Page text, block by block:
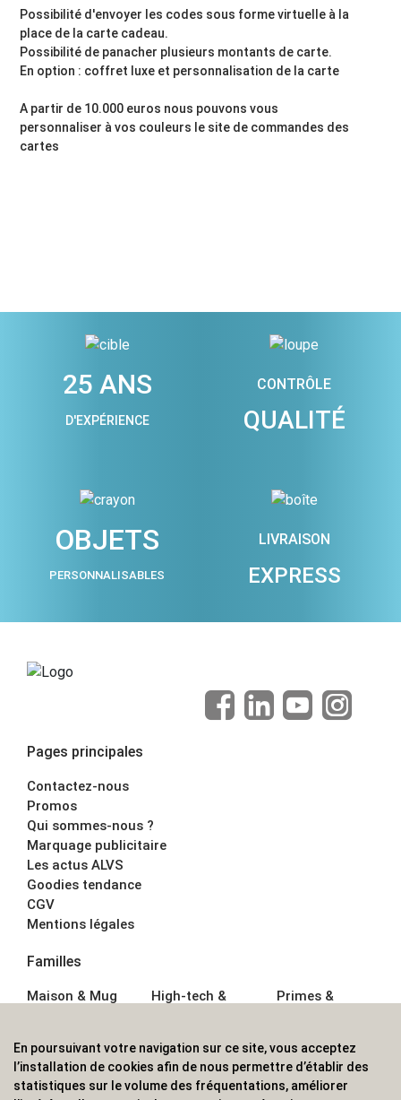
Possibilité d'envoyer les codes sous forme virtuelle à la
place de la carte cadeau.
Possibilité de panacher plusieurs montants de carte.
En option : coffret luxe et personnalisation de la carte
A partir de 10.000 euros nous pouvons vous
personnaliser à vos couleurs le site de commandes des
cartes
25 ANS
D'EXPÉRIENCE
CONTRÔLE
QUALITÉ
OBJETS
PERSONNALISABLES
LIVRAISON
EXPRESS
Pages principales
Contactez-nous
Promos
Qui sommes-nous ?
Marquage publicitaire
Les actus ALVS
Goodies tendance
CGV
Mentions légales
Familles
Maison & Mug
Écriture
Bagagerie sacs
High-tech &
Sport &
Outdoor
Enfant
Primes &
Boisson
Textile &
Casquette
En poursuivant votre navigation sur ce site, vous acceptez
l’installation de cookies afin de nous permettre d’établir des
statistiques sur le volume des fréquentations, améliorer